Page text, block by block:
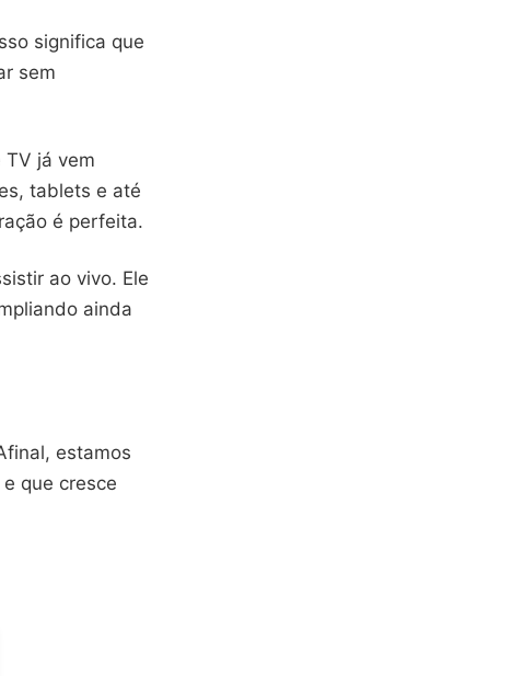
significa que
sem
já vem
tablets e até
é perfeita.
ao vivo. Ele
ainda
estamos
que cresce